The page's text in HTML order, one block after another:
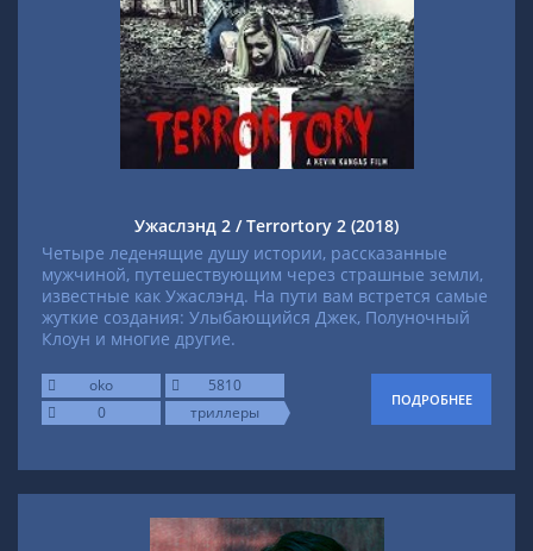
Ужаслэнд 2 / Terrortory 2 (2018)
Четыре леденящие душу истории, рассказанные
мужчиной, путешествующим через страшные земли,
известные как Ужаслэнд. На пути вам встрется самые
жуткие создания: Улыбающийся Джек, Полуночный
Клоун и многие другие.
oko
5810
0
триллеры
ПОДРОБНЕЕ